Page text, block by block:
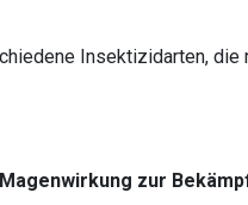
Insektizidarten, die
zur